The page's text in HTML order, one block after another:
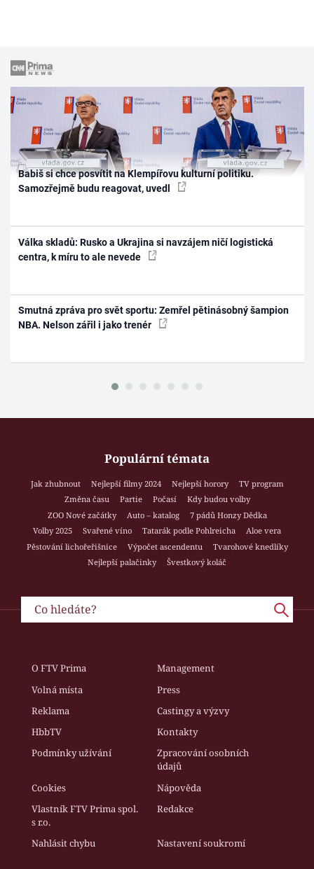
Babiš si chce posvítit na Klempířovu kulturní politiku.
Samozřejmě budu reagovat, uvedl
Válka skladů: Rusko a Ukrajina si navzájem ničí logistická
centra, k míru to ale nevede
Smutná zpráva pro svět sportu: Zemřel pětinásobný šampion
NBA. Nelson zářil i jako trenér
Populární témata
Jak zhubnout Nejlepší filmy 2024 Nejlepší horory
TV program
Změna času
Partie Počasí
Kdy budou volby
ZOO Nové začátky
Auto – katalog
7 pádů Honzy Dědka
Volby 2025
Svařené víno Tatarák podle Pohlreicha
Aloe vera
Pěstování lichořeřišnice
Výpočet ascendentu
Tvarohové knedlíky
Nejlepší palačinky
Švestkový koláč
O FTV Prima
Management
Volná místa
Press
Reklama
Castingy a výzvy
HbbTV
Kontakty
Podmínky užívání
Zpracování osobních
údajů
Cookies
Nápověda
Vlastník FTV Prima spol.
s r.o.
Redakce
Nahlásit chybu Nastavení soukromí